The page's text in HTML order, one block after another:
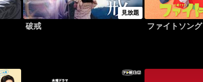
見放題
破戒 ファイトソング